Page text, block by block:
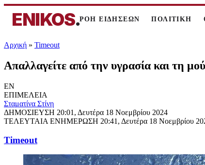
ENIKOS.ΡΟΗ ΕΙΔΗΣΕΩΝ ΠΟΛΙΤΙΚΗ
Αρχική » Timeout
Απαλλαγείτε από την υγρασία και τη
EN
ΕΠΙΜΕΛΕΙΑ
Σταματίνα Στίνη
ΔΗΜΟΣΙΕΥΣΗ 20:01, Δευτέρα 18 Νοεμβρίου 2024
ΤΕΛΕΥΤΑΙΑ ΕΝΗΜΕΡΩΣΗ 20:41, Δευτέρα 18 Νοεμβρίου
Timeout